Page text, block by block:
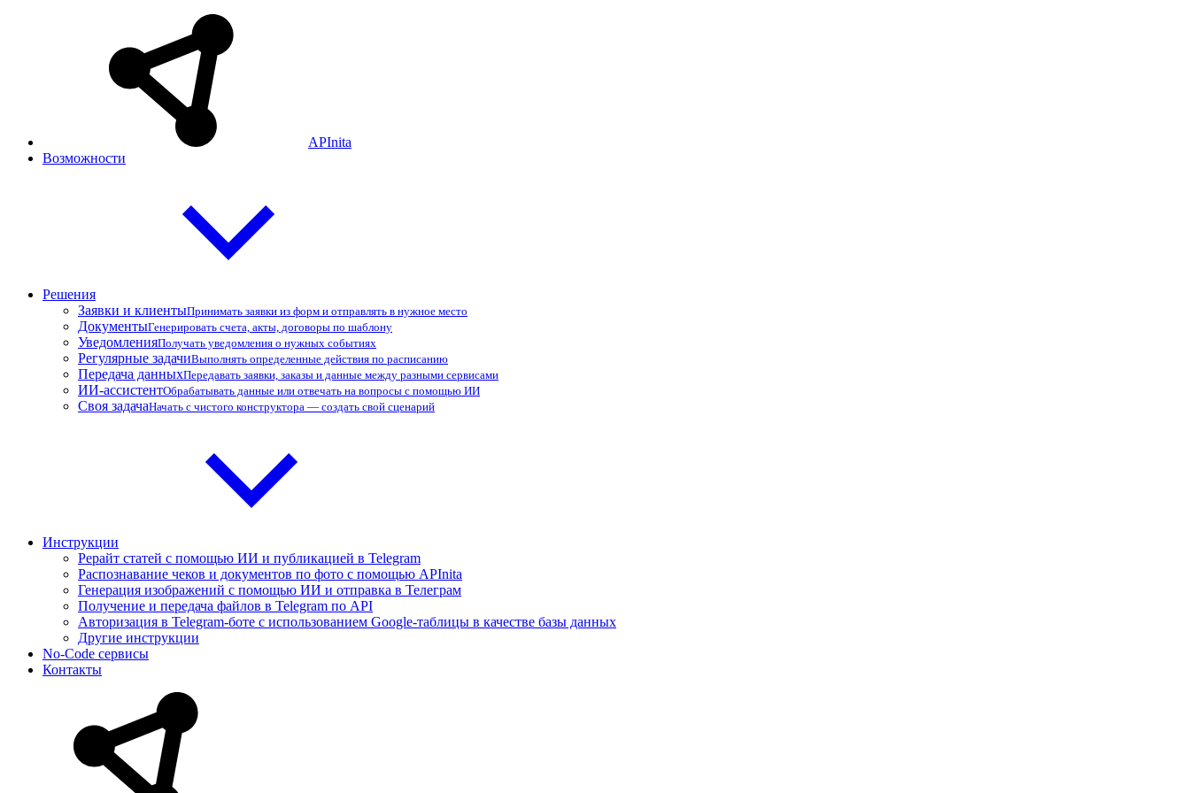
APInita
Возможности
Решения
Заявки и клиентыПринимать заявки из форм и отправлять в нужное место
ДокументыГенерировать счета, акты, договоры по шаблону
УведомленияПолучать уведомления о нужных событиях
Регулярные задачиВыполнять определенные действия по расписанию
Передача данныхПередавать заявки, заказы и данные между разными сервисами
ИИ-ассистентОбрабатывать данные или отвечать на вопросы с помощью ИИ
Своя задачаНачать с чистого конструктора — создать свой сценарий
Инструкции
Рерайт статей с помощью ИИ и публикацией в Telegram
Распознавание чеков и документов по фото с помощью APInita
Генерация изображений с помощью ИИ и отправка в Телеграм
Получение и передача файлов в Telegram по API
Авторизация в Telegram-боте с использованием Google-таблицы в качестве базы данных
Другие инструкции
No-Code сервисы
Контакты